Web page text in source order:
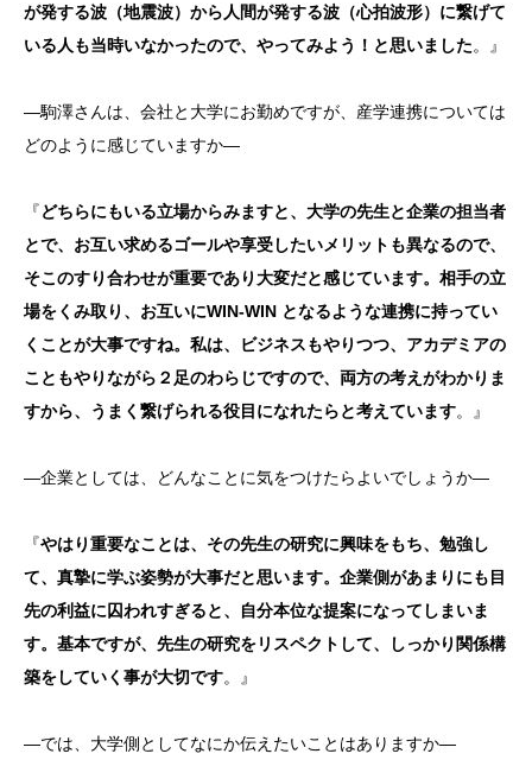
が発する波（地震波）から人間が発する波（心拍波形）に繋げて
いる人も当時いなかったので、やってみよう！と思いました。』
―駒澤さんは、会社と大学にお勤めですが、産学連携については
どのように感じていますか―
『どちらにもいる立場からみますと、大学の先生と企業の担当者
とで、お互い求めるゴールや享受したいメリットも異なるので、
そこのすり合わせが重要であり大変だと感じています。相手の立
場をくみ取り、お互いにWIN-WIN となるような連携に持ってい
くことが大事ですね。私は、ビジネスもやりつつ、アカデミアの
こともやりながら２足のわらじですので、両方の考えがわかりま
すから、うまく繋げられる役目になれたらと考えています。』
―企業としては、どんなことに気をつけたらよいでしょうか―
『やはり重要なことは、その先生の研究に興味をもち、勉強し
て、真摯に学ぶ姿勢が大事だと思います。企業側があまりにも目
先の利益に囚われすぎると、自分本位な提案になってしまいま
す。基本ですが、先生の研究をリスペクトして、しっかり関係構
築をしていく事が大切です。』
―では、大学側としてなにか伝えたいことはありますか―